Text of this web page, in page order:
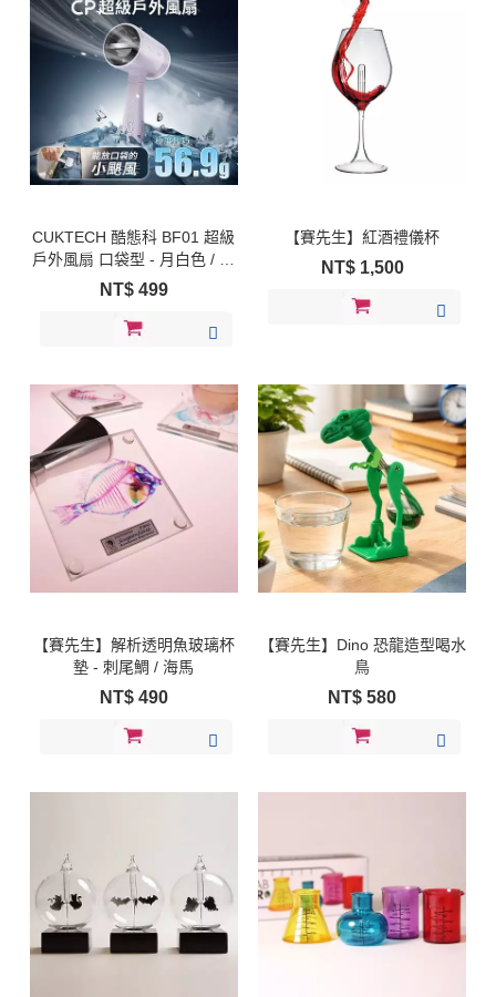
CUKTECH 酷態科 BF01 超級
戶外風扇 口袋型 - 月白色 / 硯
黑色 / 曜石黑 / 暮山紫
NT$ 499
【賽先生】紅酒禮儀杯
NT$ 1,500
【賽先生】解析透明魚玻璃杯
墊 - 刺尾鯛 / 海馬
NT$ 490
【賽先生】Dino 恐龍造型喝水
鳥
NT$580